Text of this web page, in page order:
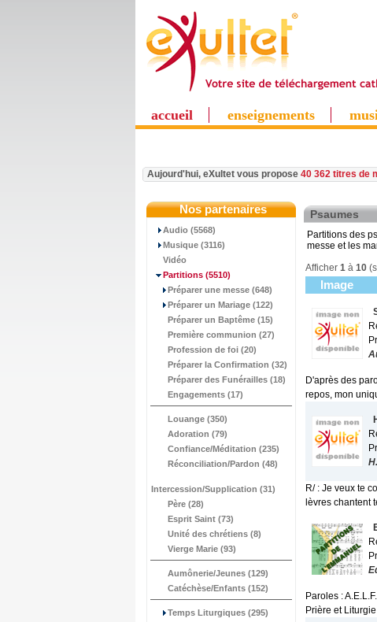
accueil enseignements
Aujourd'hui, eXultet vous propose 40 362 titres de
Nos partenaires
Audio (5568)
Musique (3116)
Vidéo
Partitions (5510)
Préparer une messe (648)
Préparer un Mariage (122)
Préparer un Baptême (15)
Première communion (27)
Profession de foi (20)
Préparer la Confirmation (32)
Préparer des Funérailles (18)
Engagements (17)
Louange (350)
Adoration (79)
Confiance/Méditation (235)
Réconciliation/Pardon (48)
Intercession/Supplication (31)
Père (28)
Esprit Saint (73)
Unité des chrétiens (8)
Vierge Marie (93)
Aumônerie/Jeunes (129)
Catéchèse/Enfants (152)
Temps Liturgiques (295)
Psaumes
Partitions des
messe et les
Afficher 1 à 10
Image
D'après des
repos, mon
R/ : Je veux te
lèvres chantent
Paroles :
Prière et